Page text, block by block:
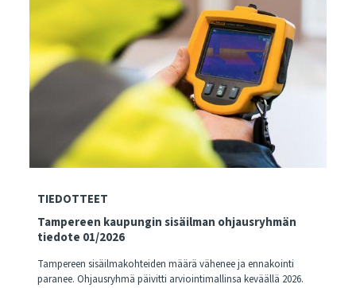
TIEDOTTEET
Tampereen kaupungin sisäilman ohjausryhmän
tiedote 01/2026
Tampereen sisäilmakohteiden määrä vähenee ja ennakointi
paranee. Ohjausryhmä päivitti arviointimallinsa keväällä 2026.